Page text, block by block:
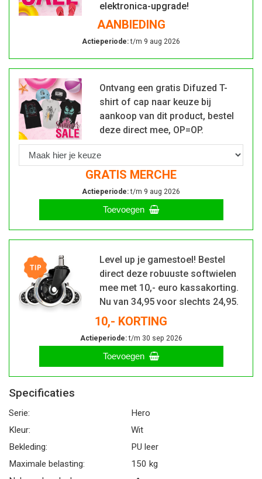
elektronica-upgrade!
AANBIEDING
Actieperiode:t/m 9 aug 2026
Ontvang een gratis Difuzed T-
shirt of cap naar keuze bij
aankoop van dit product, bestel
deze direct mee, OP=OP.
GRATIS MERCHE
Actieperiode:t/m 9 aug 2026
Toevoegen
Level up je gamestoel! Bestel
direct deze robuuste softwielen
mee met 10,- euro kassakorting.
Nu van 34,95 voor slechts 24,95.
10,- KORTING
Actieperiode:t/m 30 sep 2026
Toevoegen
Specificaties
Serie:
Hero
Kleur:
Wit
Bekleding:
PU leer
Maximale belasting:
150 kg